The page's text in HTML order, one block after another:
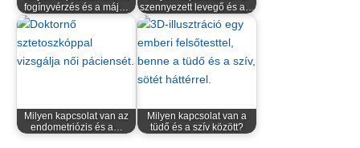
fogínyvérzés és a máj…
szennyezett levegő és a…
Milyen kapcsolat van az
endometriózis és a…
Milyen kapcsolat van a
tüdő és a szív között?